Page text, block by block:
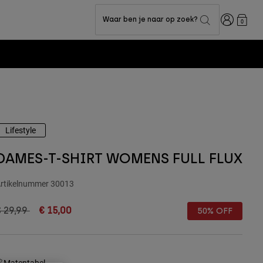
Waar ben je naar op zoek? Inloggen
0
Lifestyle
T-SHIRT WOMENS FULL FLUX
30013
reduced from
29,99to€ 15,00 50% OFF